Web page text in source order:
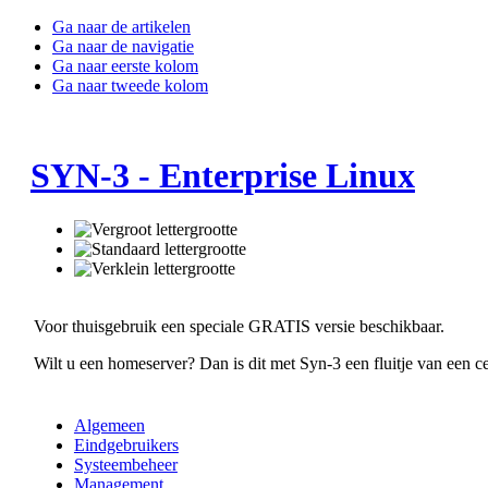
Ga naar de artikelen
Ga naar de navigatie
Ga naar eerste kolom
Ga naar tweede kolom
SYN-3 - Enterprise Linux
Voor thuisgebruik een speciale GRATIS versie beschikbaar.
Wilt u een homeserver? Dan is dit met Syn-3 een fluitje van een
Algemeen
Eindgebruikers
Systeembeheer
Management